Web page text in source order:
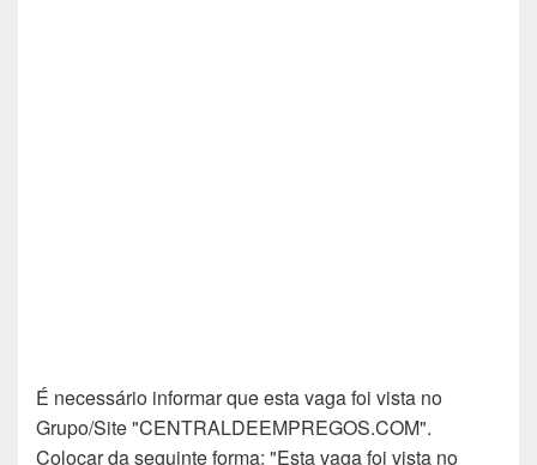
É necessário informar que esta vaga foi vista no
Grupo/Site "CENTRALDEEMPREGOS.COM".
Colocar da seguinte forma: "Esta vaga foi vista no